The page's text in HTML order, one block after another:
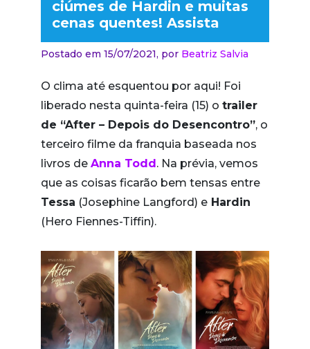
ciúmes de Hardin e muitas
cenas quentes! Assista
Postado em 15/07/2021, por Beatriz Salvia
O clima até esquentou por aqui! Foi
liberado nesta quinta-feira (15) o trailer
de “After – Depois do Desencontro”, o
terceiro filme da franquia baseada nos
livros de Anna Todd . Na prévia, vemos
que as coisas ficarão bem tensas entre
Tessa (Josephine Langford) e Hardin
(Hero Fiennes-Tiffin).